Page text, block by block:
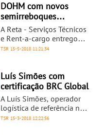
reforçou a sua frota de
aluguer com novos
camiões frigoríficos.
DOHM com novos
semirreboques
portabobinas Lecitrailer
A Reta - Serviços Técnicos
e Rent-a-cargo entregou
um conjunto de
empresa DOHM. Com esta
aquisição, o Operador
Logístico DOHM reforçou
a sua frota com 10 novos
semirreboques de lonas
da marca LeciTrailer, num
TSR 15-5-2018 11:21:34
Luís Simões com
certificação BRC Global
A Luís Simões, operador
logística de referência na
Península Ibérica, obteve
TSR 15-3-2018 12:22:56